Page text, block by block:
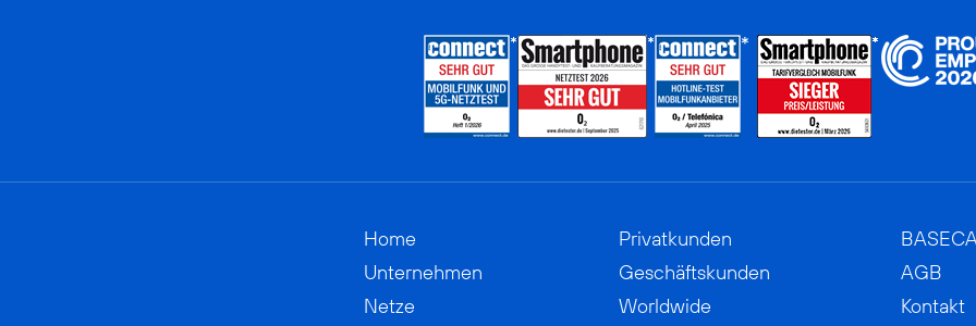
Home
Unternehmen
Netze
Privatkunden
Geschäftskunden
Worldwide
AGB
Kontakt